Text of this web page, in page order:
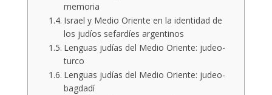
memoria
Israel y Medio Oriente en la identidad de
los judíos sefardíes argentinos
Lenguas judías del Medio Oriente: judeo-
turco
Lenguas judías del Medio Oriente: judeo-
bagdadí